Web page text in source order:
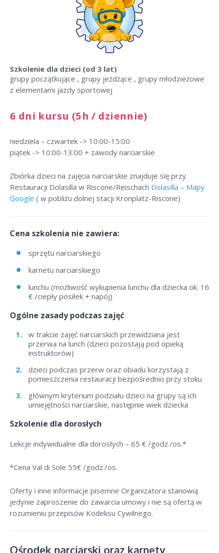
Szkolenie dla dzieci (od 3 lat)
grupy początkujące , grupy jeżdżące , grupy młodzieżowe
z elementami jazdy sportowej
6 dni kursu (5h / dziennie)
niedziela – czwartek -> 10:00-15:00
piątek -> 10:00-13:00 + zawody narciarskie
Zbiórka dzieci na zajęcia narciarskie znajduje się przy
Restauracji Dolasilla w Riscone/Reischach Dolasilla – Mapy
Google ( w pobliżu dolnej stacji Kronplatz-Riscone)
Cena szkolenia nie zawiera:
sprzętu narciarskiego
karnetu narciarskiego
lunchu (możliwość wykupienia lunchu dla dziecka ok. 16
€ /ciepły posiłek + napój)
Ogólne zasady podczas zajęć
w trakcie zajęć narciarskich przewidziana jest
przerwa na lunch (dzieci pozostają pod opieką
instruktorów)
dzieci podczas przerw oraz obiadu korzystają z
pomieszczenia restauracji bezpośrednio przy stoku
głównym kryterium podziału dzieci na grupy są ich
umiejętności narciarskie, następnie wiek dziecka
Szkolenie dla dorosłych
Lekcje indywidualne dla dorosłych – 65 € /godz./os.*
*Cena Val di Sole 55€ /godz./os.
Oferty i inne informacje pisemne Organizatora stanowią
jedynie zaproszenie do zawarcia umowy i nie są ofertą w
rozumieniu przepisów Kodeksu Cywilnego.
Ośrodek narciarski oraz karnety